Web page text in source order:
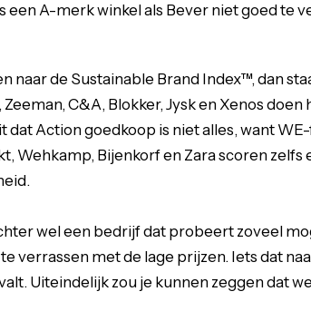
een A-merk winkel als Bever niet goed te
naar de Sustainable Brand Index™, dan
Zeeman, C&A, Blokker, Jysk en Xenos
dat Action goedkoop is niet alles, want
Wehkamp, Bijenkorf en Zara scoren zelfs
wel een bedrijf dat probeert zoveel
verrassen met de lage prijzen. Iets dat
Uiteindelijk zou je kunnen zeggen dat